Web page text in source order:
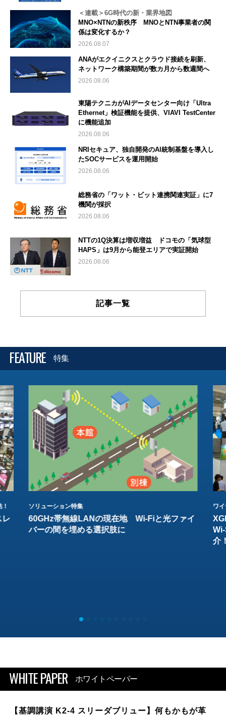
＜連載＞6G時代の新・業界地図
MNO×NTNの新秩序 MNOとNTN事業者の関
係は変化するか？
2026.08.07
ANAがエクイニクスとクラウド接続を刷新、
ネットワーク構築期間が数カ月から数週間へ
2026.08.06
東陽テクニカがAIデータセンター向け「Ultra
Ethernet」検証機能を提供、VIAVI TestCenter
に機能追加
2026.08.06
NRIセキュア、独自開発のAI統制基盤を導入し
たSOCサービスを運用開始
2026.08.06
総務省の「ワット・ビット連携関連実証」に7
機関が採択
2026.08.06
NTTの1Q決算は増収増益 ドコモの「気球型
HAPS」は9月から能登エリアで実証開始
2026.08.06
記事一覧
FEATURE 特集
レ
ソリューション特集
60GHz帯無線LANの現在地 Wi-Fiと光ファイ
バーの間を埋める選択肢に
ワ
介
WHITE PAPER ホワイトペーパー
【基調講演 K2-4 スリーダブリュー】何もかもが革